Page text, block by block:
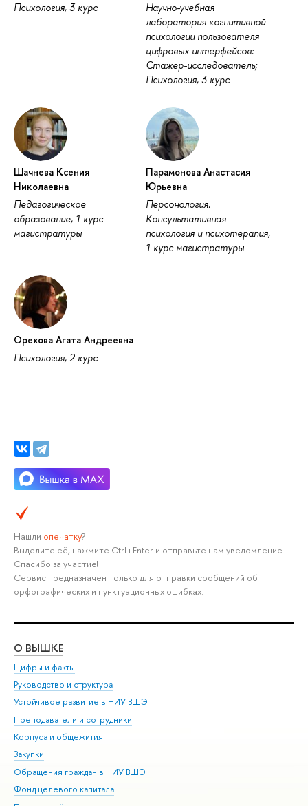
Психология, 3 курс
Научно-учебная
лаборатория когнитивной
психологии пользователя
цифровых интерфейсов:
Стажер-исследователь;
Психология, 3 курс
Шачнева Ксения
Николаевна
Педагогическое
образование, 1 курс
магистратуры
Парамонова Анастасия
Юрьевна
Персонология.
Консультативная
психология и психотерапия,
1 курс магистратуры
Орехова Агата Андреевна
Психология, 2 курс
Нашли опечатку?
Выделите её, нажмите Ctrl+Enter и отправьте нам уведомление.
Спасибо за участие!
Сервис предназначен только для отправки сообщений об
орфографических и пунктуационных ошибках.
О ВЫШКЕ
Цифры и факты
Руководство и структура
Устойчивое развитие в НИУ ВШЭ
Преподаватели и сотрудники
Корпуса и общежития
Закупки
Обращения граждан в НИУ ВШЭ
Фонд целевого капитала